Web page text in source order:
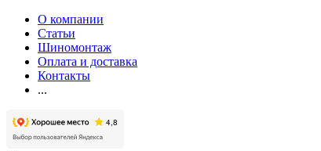
О компании
Статьи
Шиномонтаж
Оплата и доставка
Контакты
...